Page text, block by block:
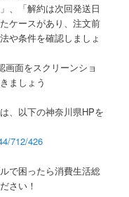
、「解約は次回発送日
ケースがあり、注文前
や条件を確認しましょ
画面をスクリーンショ
ましょう
、以下の神奈川県HPを
712/426
で困ったら消費生活総
さい！